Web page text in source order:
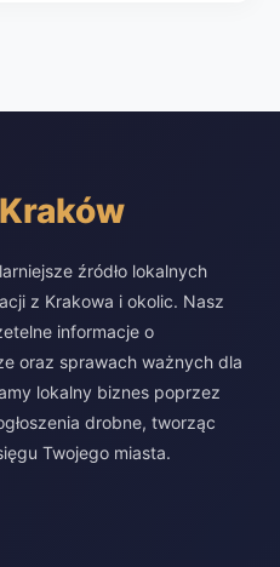
źródło lokalnych
z Krakowa i okolic. Nasz
informacje o
oraz sprawach ważnych dla
lokalny biznes poprzez
drobne, tworząc
Twojego miasta.